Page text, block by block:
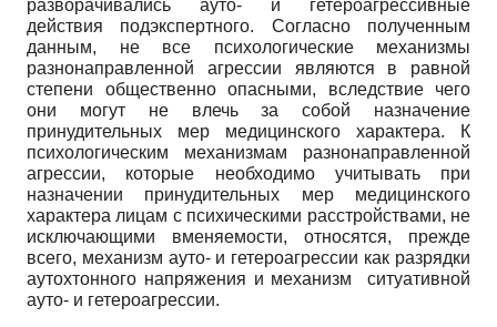
разворачивались ауто- и гетероагрессивные
действия подэкспертного. Согласно полученным
данным, не все психологические механизмы
разнонаправленной агрессии являются в равной
степени общественно опасными, вследствие чего
они могут не влечь за собой назначение
принудительных мер медицинского характера. К
психологическим механизмам разнонаправленной
агрессии, которые необходимо учитывать при
назначении принудительных мер медицинского
характера лицам с психическими расстройствами, не
исключающими вменяемости, относятся, прежде
всего, механизм ауто- и гетероагрессии как разрядки
аутохтонного напряжения и механизм ситуативной
ауто- и гетероагрессии.